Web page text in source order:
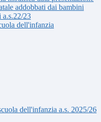
addobbati dai bambini
a.s.22/23
dell'infanzia
dell'infanzia a.s. 2025/26